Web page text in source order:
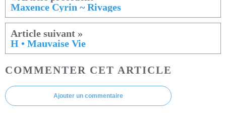
Maxence Cyrin ~ Rivages
H • Mauvaise Vie
COMMENTER CET ARTICLE
Ajouter un commentaire